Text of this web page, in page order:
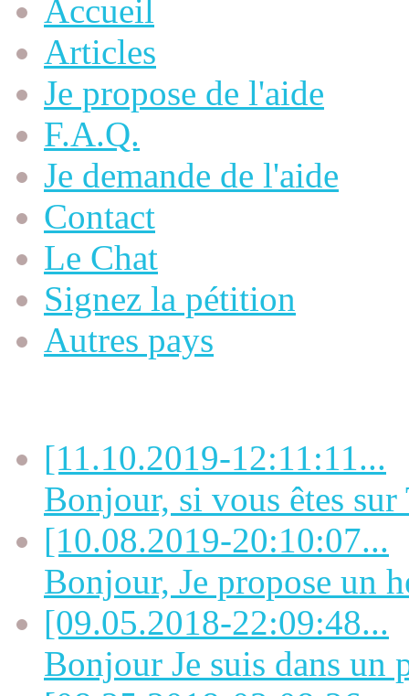
Accueil
Articles
Je propose de l'aide
F.A.Q.
Je demande de l'aide
Contact
Le Chat
Signez la pétition
Autres pays
[11.10.2019-12:11:11...
Bonjour, si vous êtes sur
[10.08.2019-20:10:07...
Bonjour, Je propose un
[09.05.2018-22:09:48...
Bonjour Je suis dans un